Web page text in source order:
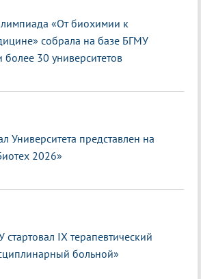
«От биохимии к
собрала на базе БГМУ
30 университетов
Университета представлен на
2026»
IX терапевтический
больной»